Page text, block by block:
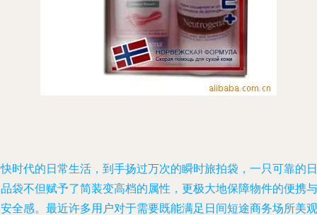
时代的日常生活，到手扬过万次的瞬时旅拍袋，一只可靠的日
袋不但赋予了简装变高档的属性，更极大地保障物件的便携与
全感。最近许多用户对于需要既能满足日间短途商务场所美观